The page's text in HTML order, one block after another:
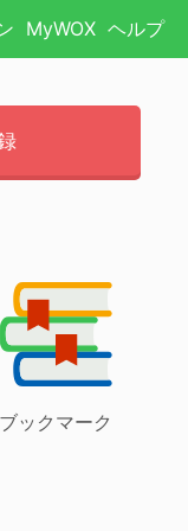
MyWOX ヘルプ
ブックマーク